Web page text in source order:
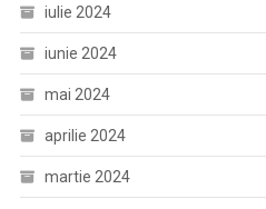
iulie 2024
iunie 2024
mai 2024
aprilie 2024
martie 2024